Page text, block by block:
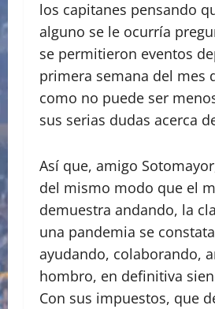
los capitanes pensando
alguno se le ocurría
se permitieron eventos
primera semana del mes
como no puede ser
sus serias dudas acerca
Así que, amigo
del mismo modo que el
demuestra andando, la
una pandemia se
ayudando, colaborando,
hombro, en definitiva
Con sus impuestos, que